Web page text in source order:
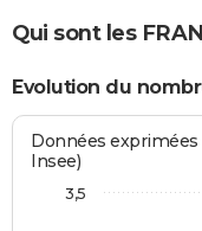
Qui sont les
Evolution du
Données
Insee)
3,5